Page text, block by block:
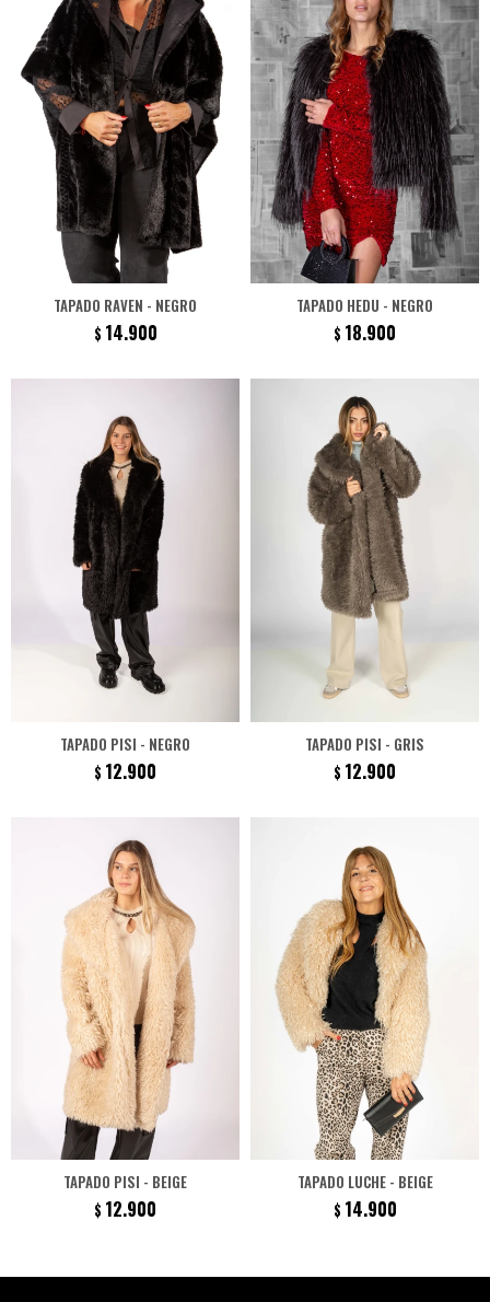
TAPADO RAVEN - NEGRO
$ 14.900
TAPADO HEDU - NEGRO
$ 18.900
TAPADO PISI - NEGRO
$ 12.900
TAPADO PISI - GRIS
$ 12.900
TAPADO PISI - BEIGE
$ 12.900
TAPADO LUCHE - BEIGE
$ 14.900